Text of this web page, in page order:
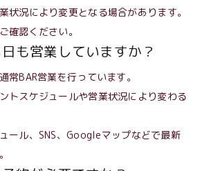
状況により変更となる場合があります。
確認ください。
も営業していますか？
常BAR営業を行っています。
トスケジュールや営業状況により変わる
ール、SNS、Googleマップなどで最新